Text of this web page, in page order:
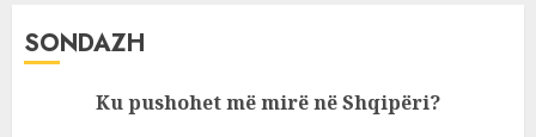
SONDAZH
Ku pushohet më mirë në Shqipëri?